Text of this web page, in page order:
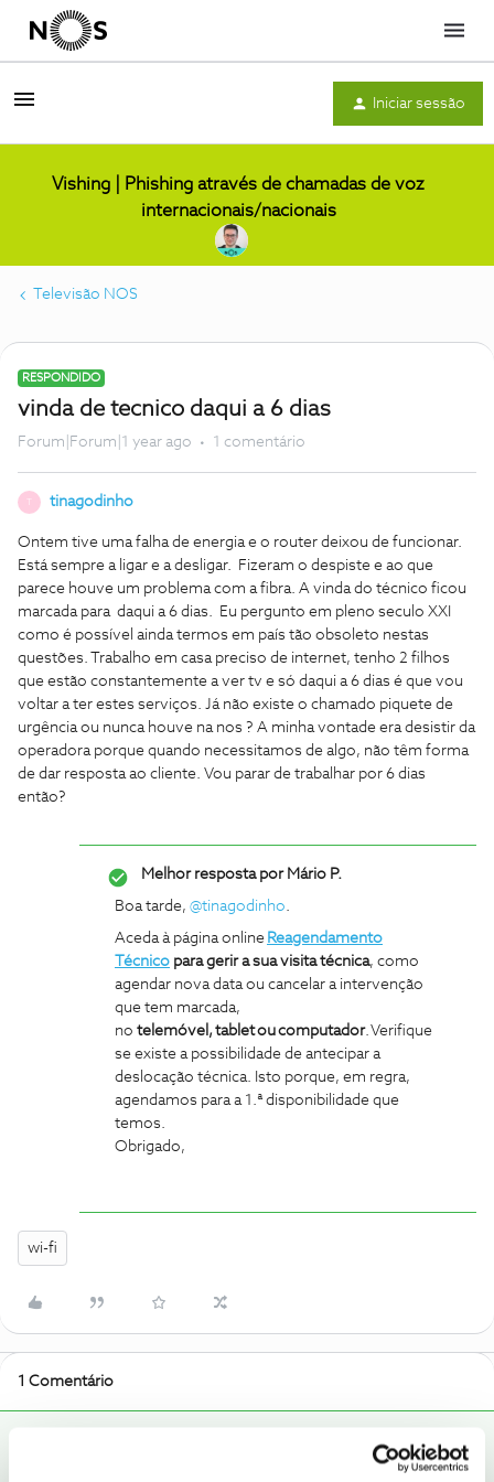
Menu
Iniciar sessão
Vishing | Phishing através de chamadas de voz
internacionais/nacionais
Televisão NOS
RESPONDIDO
vinda de tecnico daqui a 6 dias
Forum|Forum|1 year ago 1 comentário
tinagodinho
Ontem tive uma falha de energia e o router deixou de funcionar.
Está sempre a ligar e a desligar. Fizeram o despiste e ao que
parece houve um problema com a fibra. A vinda do técnico ficou
marcada para daqui a 6 dias. Eu pergunto em pleno seculo XXI
como é possível ainda termos em país tão obsoleto nestas
questões. Trabalho em casa preciso de internet, tenho 2 filhos
que estão constantemente a ver tv e só daqui a 6 dias é que vou
voltar a ter estes serviços. Já não existe o chamado piquete de
urgência ou nunca houve na nos ? A minha vontade era desistir da
operadora porque quando necessitamos de algo, não têm forma
de dar resposta ao cliente. Vou parar de trabalhar por 6 dias
então?
Melhor resposta porMário P.
Boa tarde, ​ @tinagodinho.
Aceda à página online Reagendamento
Técnico para gerir a sua visita técnica, como
agendar nova data ou cancelar a intervenção
que tem marcada,
no telemóvel, tablet ou computador. Verifique
se existe a possibilidade de antecipar a
deslocação técnica. Isto porque, em regra,
agendamos para a 1.ª disponibilidade que
temos.
Obrigado,
wi-fi
1 Comentário
Forum|Forum|1 year ago